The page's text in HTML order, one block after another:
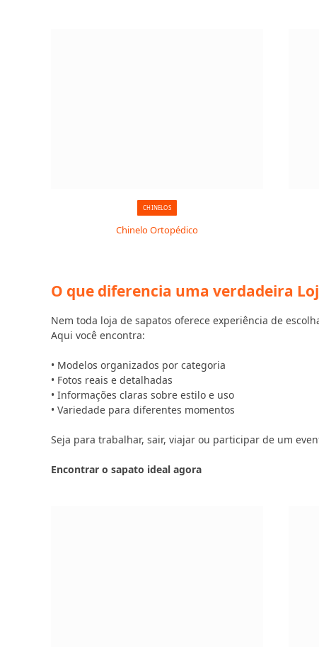
CHINELOS
Chinelo Ortopédico
O que diferencia uma verdadeira
Nem toda loja de sapatos oferece experiência de
Aqui você encontra:
• Modelos organizados por categoria
• Fotos reais e detalhadas
• Informações claras sobre estilo e uso
• Variedade para diferentes momentos
Seja para trabalhar, sair, viajar ou participar de um
Encontrar o sapato ideal agora